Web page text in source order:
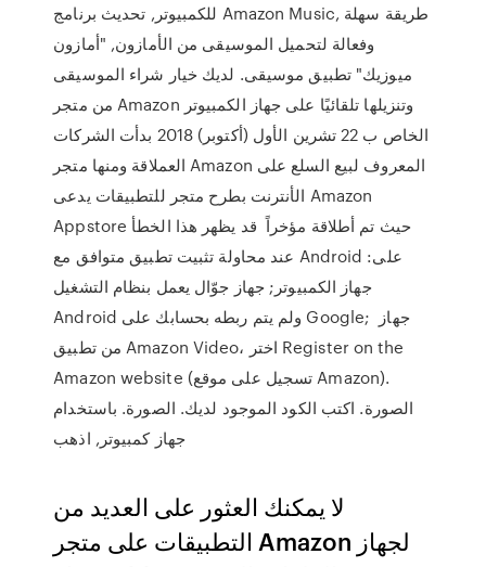
للكمبيوتر, تحديث برنامج Amazon Music, طريقة سهلة
وفعالة لتحميل الموسيقى من الأمازون, "أمازون
ميوزيك" تطبيق موسيقى. لديك خيار شراء الموسيقى
من متجر Amazon وتنزيلها تلقائيًا على جهاز الكمبيوتر
الخاص ب 22 تشرين الأول (أكتوبر) 2018 بدأت الشركات
العملاقة ومنها متجر Amazon المعروف لبيع السلع على
الأنترنت بطرح متجر للتطبيقات يدعى Amazon
Appstore حيث تم أطلاقة مؤخراً قد يظهر هذا الخطأ
عند محاولة تثبيت تطبيق متوافق مع Android على:
جهاز الكمبيوتر; جهاز جوّال يعمل بنظام التشغيل
Android ولم يتم ربطه بحسابك على Google; جهاز
من تطبيق Amazon Video، اختر Register on the
Amazon website (تسجيل على موقع Amazon).
الصورة. اكتب الكود الموجود لديك. الصورة. باستخدام
لا يمكنك العثور على العديد من
التطبيقات على متجر Amazon لجهاز